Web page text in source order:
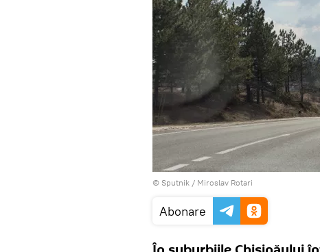
© Sputnik / Miroslav Rotari
Abonare